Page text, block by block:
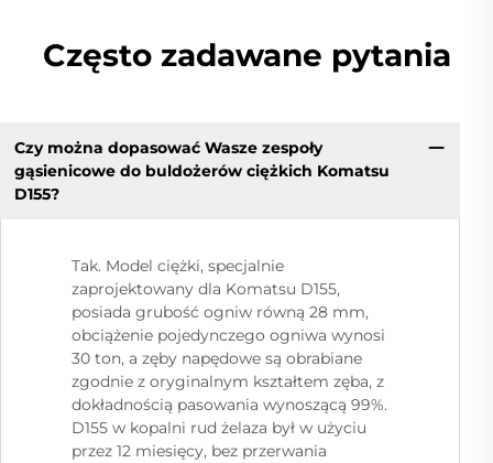
Często zadawane pytania
Czy można dopasować Wasze zespoły
gąsienicowe do buldożerów ciężkich Komatsu
D155?
Tak. Model ciężki, specjalnie
zaprojektowany dla Komatsu D155,
posiada grubość ogniw równą 28 mm,
obciążenie pojedynczego ogniwa wynosi
30 ton, a zęby napędowe są obrabiane
zgodnie z oryginalnym kształtem zęba, z
dokładnością pasowania wynoszącą 99%.
D155 w kopalni rud żelaza był w użyciu
przez 12 miesięcy, bez przerwania